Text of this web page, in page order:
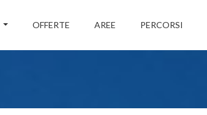
OFFERTE AREE PERCORSI